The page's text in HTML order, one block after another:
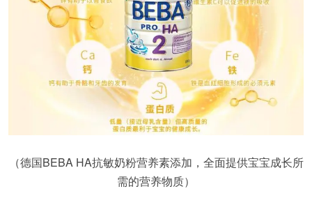
（德国BEBA HA抗敏奶粉营养素添加，全面提供宝宝成长所
需的营养物质）